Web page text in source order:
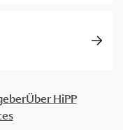
Über HiPP